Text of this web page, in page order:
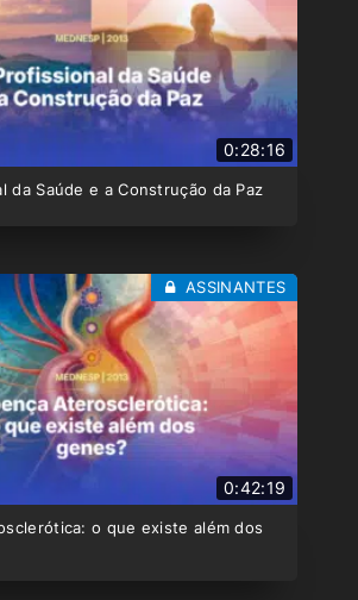
0:28:16
da Saúde e a Construção da Paz
0:42:19
o que existe além dos
ASSINANTES